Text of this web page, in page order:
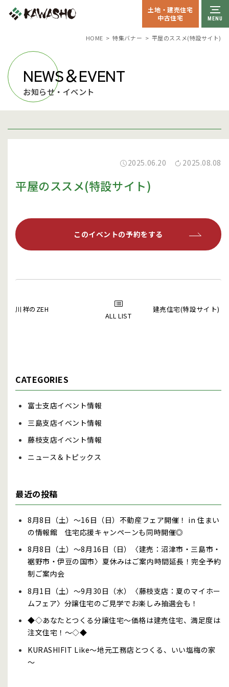
土地・建売住宅
中古住宅
HOME 特集バナー 平屋のススメ(特設サイト)
NEWS＆EVENT
お知らせ・イベント
2025.06.20 2025.08.08
平屋のススメ(特設サイト)
このイベントの予約をする
川祥のZEH
ALL LIST
建売住宅(特設サイト)
CATEGORIES
富士支店イベント情報
三島支店イベント情報
藤枝支店イベント情報
ニュース＆トピックス
最近の投稿
8月8日（土）～16日（日）不動産フェア開催！ in 住まい
の情報館 住宅応援キャンペーンも同時開催◎
8月8日（土）～8月16日（日）〈建売：沼津市・三島市・
裾野市・伊豆の国市〉夏休みはご案内時間延長！完全予約
制ご案内会
8月1日（土）～9月30日（水）〈藤枝支店：夏のマイホー
ムフェア〉分譲住宅のご見学でお楽しみ抽選会も！
◆◇あなたとつくる分譲住宅～価格は建売住宅、満足度は
注文住宅！～◇◆
KURASHIFIT Like～地元工務店とつくる、いい塩梅の家
～